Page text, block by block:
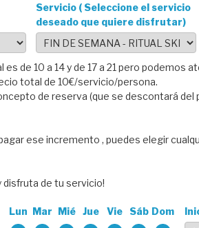
Servicio ( Seleccione el servicio
deseado que quiere disfrutar)
es de 10 a 14 y de 17 a 21 pero podemos
total de 10€/servicio/persona.
de reserva (que se descontará del
ese incremento , puedes elegir
disfruta de tu servicio!
Lun Mar Mié Jue Vie Sáb Dom